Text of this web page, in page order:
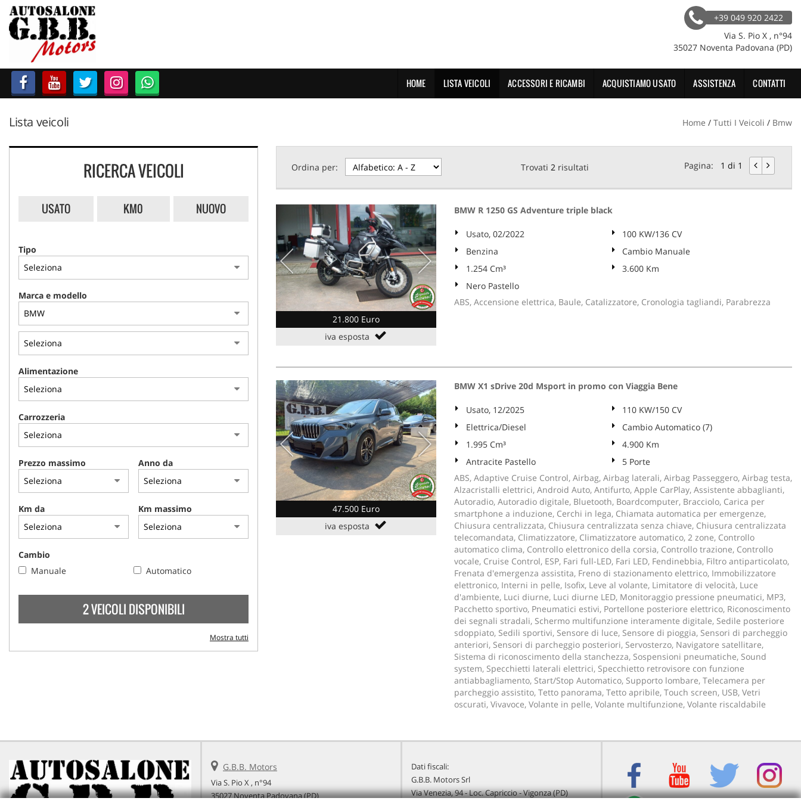
HOME
LISTA VEICOLI
ACCESSORI E RICAMBI
ACQUISTIAMO USATO
+39 049 920 2422
Via S. Pio X , n°94
35027 Noventa Padovana (PD)
HOME LISTA VEICOLI ACCESSORI E RICAMBI ACQUISTIAMO USATO ASSISTENZA CONTATTI
Lista veicoli Home / Tutti I Veicoli / Bmw
RICERCA VEICOLI
USATO KM0 NUOVO
Tipo
Marca e modello
Alimentazione
Carrozzeria
Prezzo massimo Anno da
Km da Km massimo
Cambio
Manuale
Automatico
2 VEICOLI DISPONIBILI
Mostra tutti
Ordina per: Trovati2 risultati Pagina: 1 di 1
21.800 Euro
iva esposta
BMW R 1250 GS Adventure triple black
Usato, 02/2022
100 KW/136 CV
Benzina
Cambio Manuale
1.254 Cm³
3.600 Km
Nero Pastello
ABS, Accensione elettrica, Baule, Catalizzatore, Cronologia tagliandi, Parabrezza
47.500 Euro
iva esposta
BMW X1 sDrive 20d Msport in promo con Viaggia Bene
Usato, 12/2025
110 KW/150 CV
Elettrica/Diesel
Cambio Automatico (7)
1.995 Cm³
4.900 Km
Antracite Pastello
5 Porte
ABS, Adaptive Cruise Control, Airbag, Airbag laterali, Airbag Passeggero, Airbag testa,
Alzacristalli elettrici, Android Auto, Antifurto, Apple CarPlay, Assistente abbaglianti,
Autoradio, Autoradio digitale, Bluetooth, Boardcomputer, Bracciolo, Carica per
smartphone a induzione, Cerchi in lega, Chiamata automatica per emergenze,
Chiusura centralizzata, Chiusura centralizzata senza chiave, Chiusura centralizzata
telecomandata, Climatizzatore, Climatizzatore automatico, 2 zone, Controllo
automatico clima, Controllo elettronico della corsia, Controllo trazione, Controllo
vocale, Cruise Control, ESP, Fari full-LED, Fari LED, Fendinebbia, Filtro antiparticolato,
Frenata d'emergenza assistita, Freno di stazionamento elettrico, Immobilizzatore
elettronico, Interni in pelle, Isofix, Leve al volante, Limitatore di velocità, Luce
d'ambiente, Luci diurne, Luci diurne LED, Monitoraggio pressione pneumatici, MP3,
Pacchetto sportivo, Pneumatici estivi, Portellone posteriore elettrico, Riconoscimento
dei segnali stradali, Schermo multifunzione interamente digitale, Sedile posteriore
sdoppiato, Sedili sportivi, Sensore di luce, Sensore di pioggia, Sensori di parcheggio
anteriori, Sensori di parcheggio posteriori, Servosterzo, Navigatore satellitare,
Sistema di riconoscimento della stanchezza, Sospensioni pneumatiche, Sound
system, Specchietti laterali elettrici, Specchietto retrovisore con funzione
antiabbagliamento, Start/Stop Automatico, Supporto lombare, Telecamera per
parcheggio assistito, Tetto panorama, Tetto apribile, Touch screen, USB, Vetri
oscurati, Vivavoce, Volante in pelle, Volante multifunzione, Volante riscaldabile
G.B.B. Motors
Via S. Pio X , n°94
35027 Noventa Padovana (PD)
Dati fiscali:
G.B.B. Motors Srl
Via Venezia, 94 - Loc. Capriccio - Vigonza (PD)